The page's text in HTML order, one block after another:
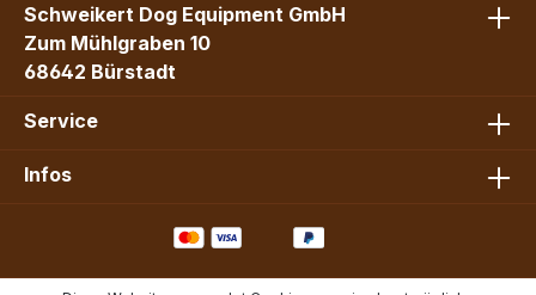
Schweikert Dog Equipment GmbH
Zum Mühlgraben 10
68642 Bürstadt
Service
Infos